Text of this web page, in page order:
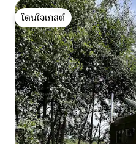
โดนใจเกสต์
โดนใจเกสต์